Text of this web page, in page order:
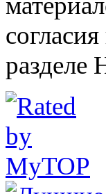
разделе